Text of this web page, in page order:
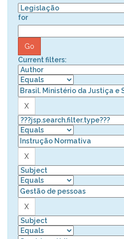
for
Current filters: